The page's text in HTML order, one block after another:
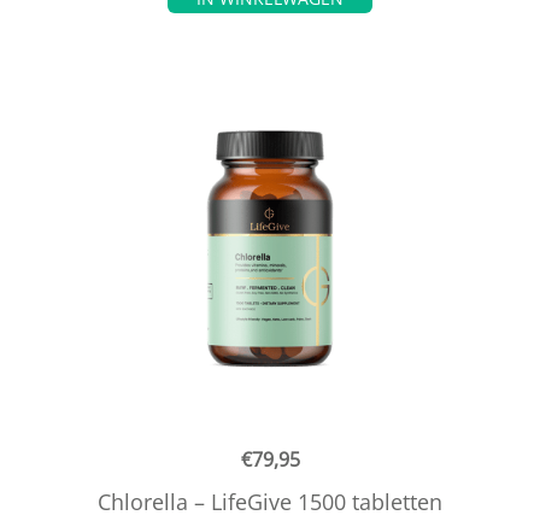
€79,95
Chlorella – LifeGive 1500 tabletten